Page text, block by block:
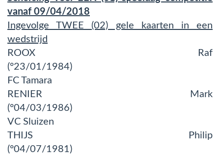
vanaf 09/04/2018
Ingevolge TWEE (02) gele kaarten in een
wedstrijd
ROOX Raf
(°23/01/1984)
FC Tamara
RENIER Mark
(°04/03/1986)
VC Sluizen
THIJS Philip
(°04/07/1981)